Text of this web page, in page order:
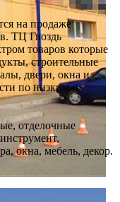
на продаже
ТЦ Гвоздь
товаров которые
строительные
двери, окна и
по низким и
отделочные
окна, мебель, декор.